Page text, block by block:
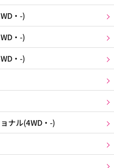
・-)
・-)
・-)
ナル(4WD・-)